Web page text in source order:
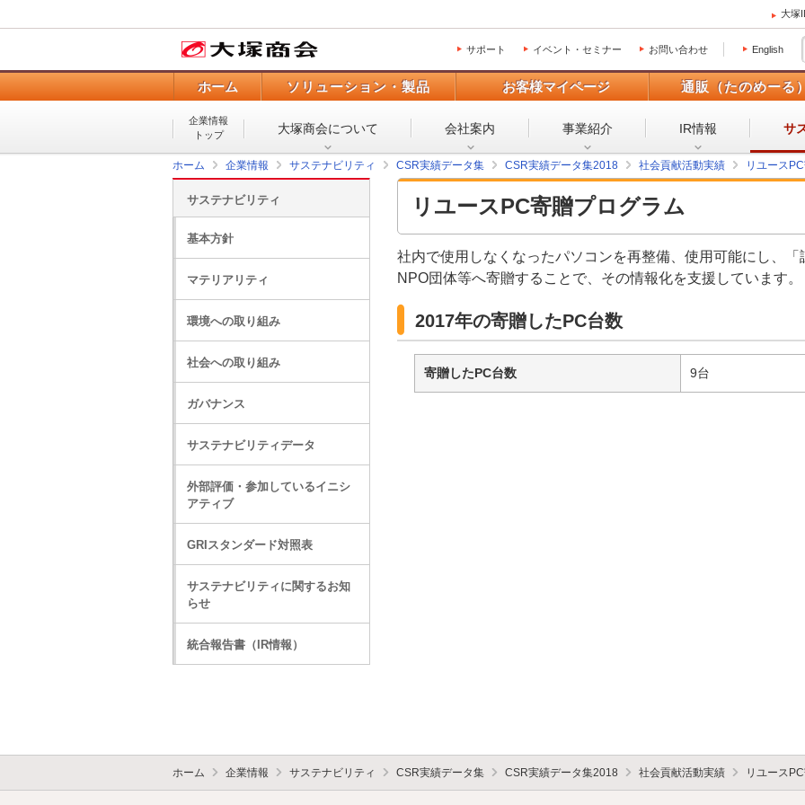
大塚
サポート イベント・セミナー お問い合わせ English
ホーム ソリューション・製品 お客様マイページ 通販（たのめーる）
企業情報
トップ
大塚商会について 会社案内 事業紹介 IR情報 サ
ホーム 企業情報 サステナビリティ CSR実績データ集 CSR実績データ集2018 社会貢献活動実績 リユース
リユースPC寄贈プログラム
社内で使用しなくなったパソコンを再整備、使用可能にし、
NPO団体等へ寄贈することで、その情報化を支援しています。
2017年の寄贈したPC台数
寄贈したPC台数 9台
サステナビリティ
基本方針
マテリアリティ
環境への取り組み
社会への取り組み
ガバナンス
サステナビリティデータ
外部評価・参加しているイニシ
アティブ
GRIスタンダード対照表
サステナビリティに関するお知
らせ
統合報告書（IR情報）
ホーム 企業情報 サステナビリティ CSR実績データ集 CSR実績データ集2018 社会貢献活動実績 リユース